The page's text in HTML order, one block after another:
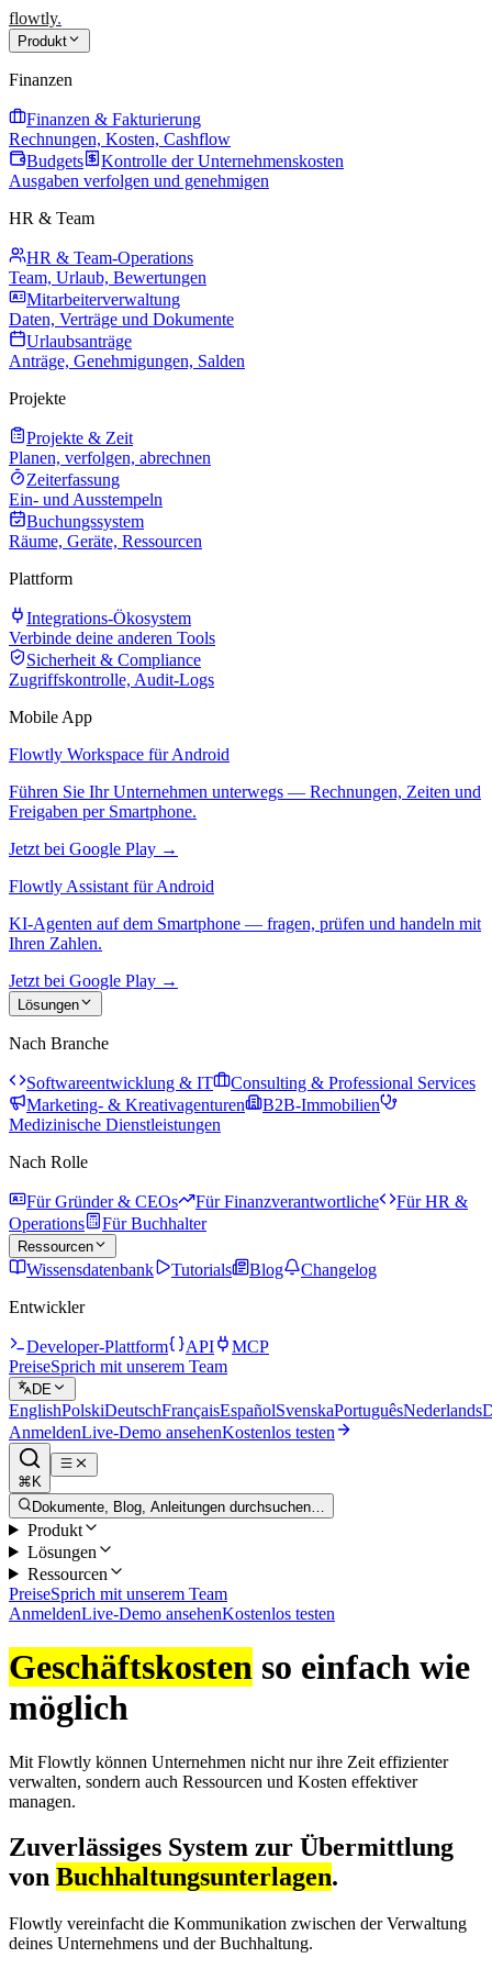
flowtly.
Produkt
Finanzen
Finanzen & Fakturierung
Rechnungen, Kosten, Cashflow
Budgets
Kontrolle der Unternehmenskosten
Ausgaben verfolgen und genehmigen
HR & Team
HR & Team-Operations
Team, Urlaub, Bewertungen
Mitarbeiterverwaltung
Daten, Verträge und Dokumente
Urlaubsanträge
Anträge, Genehmigungen, Salden
Projekte
Projekte & Zeit
Planen, verfolgen, abrechnen
Zeiterfassung
Ein- und Ausstempeln
Buchungssystem
Räume, Geräte, Ressourcen
Plattform
Integrations-Ökosystem
Verbinde deine anderen Tools
Sicherheit & Compliance
Zugriffskontrolle, Audit-Logs
Mobile App
Flowtly Workspace für Android
Führen Sie Ihr Unternehmen unterwegs — Rechnungen, Zeiten und
Freigaben per Smartphone.
Jetzt bei Google Play →
Flowtly Assistant für Android
KI-Agenten auf dem Smartphone — fragen, prüfen und handeln mit
Ihren Zahlen.
Jetzt bei Google Play →
Lösungen
Nach Branche
Softwareentwicklung & IT
Consulting & Professional Services
Marketing- & Kreativagenturen
B2B-Immobilien
Medizinische Dienstleistungen
Nach Rolle
Für Gründer & CEOs Für Finanzverantwortliche
Für HR &
Operations
Für Buchhalter
Ressourcen
Wissensdatenbank Tutorials Blog
Changelog
Entwickler
Developer-Plattform API
MCP
PreiseSprich mit unserem Team
DE
EnglishPolskiDeutschFrançaisEspañolSvenskaPortuguêsNederlands
AnmeldenLive-Demo ansehenKostenlos testen
⌘K
Dokumente, Blog, Anleitungen durchsuchen…
Produkt
Lösungen
Ressourcen
PreiseSprich mit unserem Team
AnmeldenLive-Demo ansehenKostenlos testen
Geschäftskosten so einfach wie
möglich
Mit Flowtly können Unternehmen nicht nur ihre Zeit effizienter
verwalten, sondern auch Ressourcen und Kosten effektiver
managen.
Zuverlässiges System zur Übermittlung
von Buchhaltungsunterlagen.
Flowtly vereinfacht die Kommunikation zwischen der Verwaltung
deines Unternehmens und der Buchhaltung.